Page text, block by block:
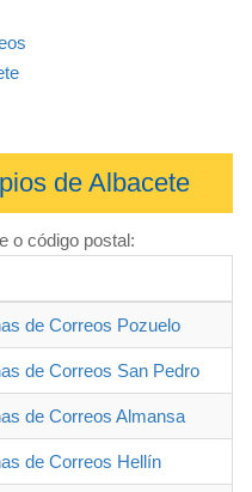
de Albacete
o código postal:
de Correos Pozuelo
de Correos San Pedro
de Correos Almansa
de Correos Hellín